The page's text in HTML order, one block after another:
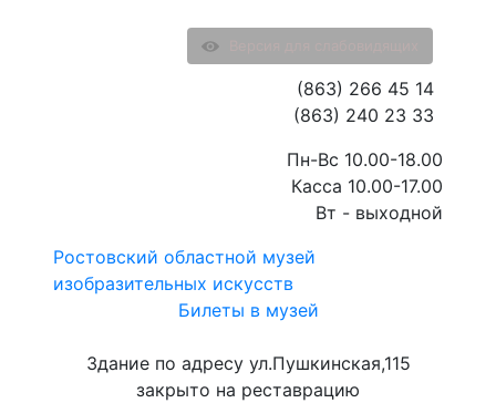
Ростовский областной музей
изобразительных искусств
Билеты в музей
Здание по адресу ул.Пушкинская,115
закрыто на реставрацию
(863) 266 45 14
(863) 240 23 33
Пн-Вс 10.00-18.00
Касса 10.00-17.00
Вт - выходной